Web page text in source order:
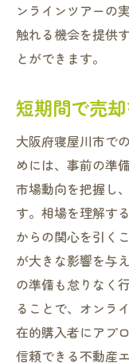
ンラインツアーの
触れる機会を提供
とができます。
短期間で売
大阪府寝屋川市で
めには、事前の準
市場動向を把握し
す。相場を理解す
からの関心を引く
が大きな影響を与
の準備も怠りなく
ることで、オンラ
在的購入者にアプ
信頼できる不動産